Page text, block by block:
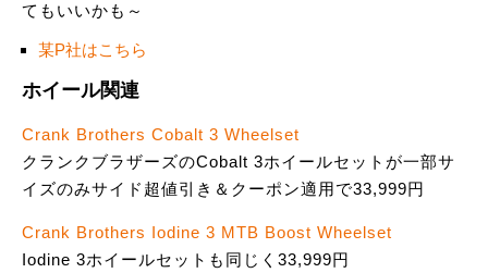
てもいいかも～
某P社はこちら
ホイール関連
Crank Brothers Cobalt 3 Wheelset
クランクブラザーズのCobalt 3ホイールセットが一部サ
イズのみサイド超値引き＆クーポン適用で33,999円
Crank Brothers Iodine 3 MTB Boost Wheelset
Iodine 3ホイールセットも同じく33,999円